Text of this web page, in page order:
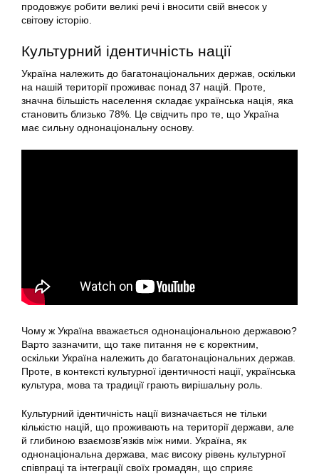
продовжує робити великі речі і вносити свій внесок у
світову історію.
Культурний ідентичність нації
Україна належить до багатонаціональних держав, оскільки
на нашій території проживає понад 37 націй. Проте,
значна більшість населення складає українська нація, яка
становить близько 78%. Це свідчить про те, що Україна
має сильну однонаціональну основу.
Чому ж Україна вважається однонаціональною державою?
Варто зазначити, що таке питання не є коректним,
оскільки Україна належить до багатонаціональних держав.
Проте, в контексті культурної ідентичності нації, українська
культура, мова та традиції грають вирішальну роль.
Культурний ідентичність нації визначається не тільки
кількістю націй, що проживають на території держави, але
й глибиною взаємозв’язків між ними. Україна, як
однонаціональна держава, має високу рівень культурної
співпраці та інтеграції своїх громадян, що сприяє